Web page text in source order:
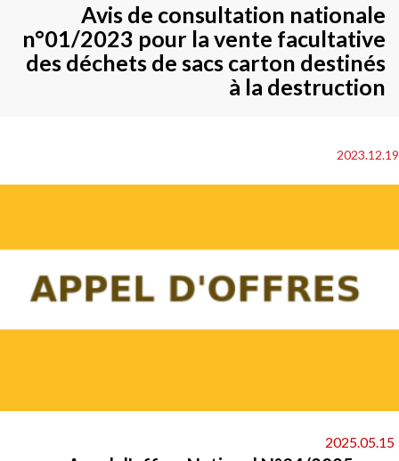
Avis de consultation nationale
n°01/2023 pour la vente facultative
des déchets de sacs carton destinés
à la destruction